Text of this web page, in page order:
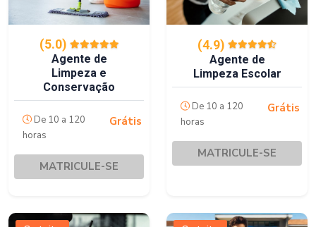
(5.0)
Agente de
Limpeza e
Conservação
De 10 a 120
horas
Grátis
MATRICULE-SE
(4.9)
Agente de
Limpeza Escolar
De 10 a 120
horas
Grátis
MATRICULE-SE